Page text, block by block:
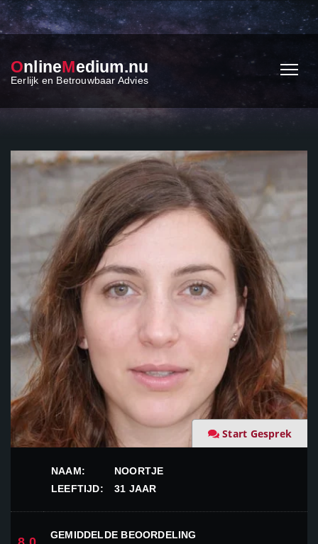
OnlineMedium.nu
Eerlijk en Betrouwbaar Advies
Start Gesprek
NAAM:
NOORTJE
LEEFTIJD:
31 JAAR
GEMIDDELDE BEOORDELING